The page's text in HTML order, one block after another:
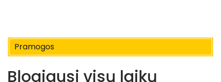
Pramogos
Blogiausi visų laikų